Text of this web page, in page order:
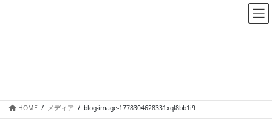
HOME メディア blog-image-1778304628331xql8bb1i9